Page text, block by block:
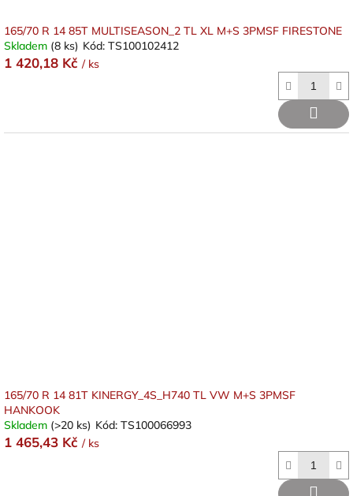
165/70 R 14 85T MULTISEASON_2 TL XL M+S 3PMSF FIRESTONE
Skladem (8 ks) Kód: TS100102412
1 420,18 Kč / ks
165/70 R 14 81T KINERGY_4S_H740 TL VW M+S 3PMSF
HANKOOK
Skladem (>20 ks) Kód: TS100066993
1 465,43 Kč / ks